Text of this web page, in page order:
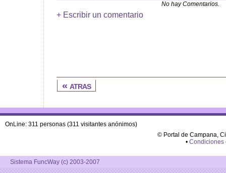
No hay Comentarios.
+ Escribir un comentario
« atras
OnLine: 311 personas (311 visitantes anónimos)
© Portal de Campana,
• Condiciones
Sistema FuncWay (c) 2003-2007